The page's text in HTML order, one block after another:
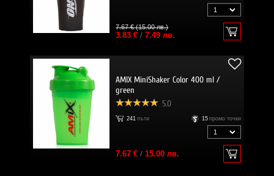
7.67 € (15.00 лв.)
3.83 €/ 7.49 лв.
AMIX MiniShaker Color 400 ml /
green
5.0
241 пъти 15 промо точки
7.67 €/ 15.00 лв.